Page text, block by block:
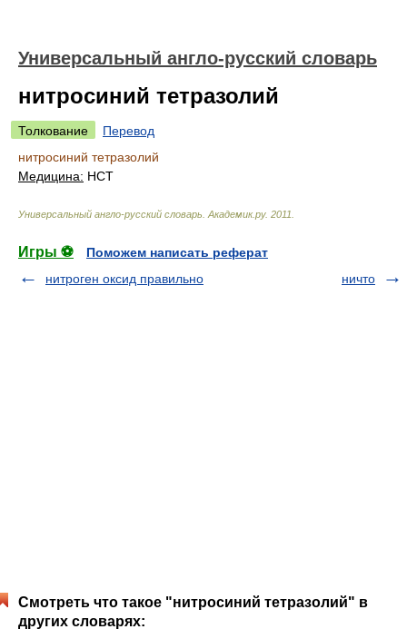
Универсальный англо-русский словарь
нитросиний тетразолий
Толкование
Перевод
нитросиний тетразолий
Медицина: НСТ
Универсальный англо-русский словарь Академик.ру. 2011
Игры ⚽
Поможем написать реферат
нитроген оксид правильно
ничто
Смотреть что такое "нитросиний тетразолий" в
других словарях: